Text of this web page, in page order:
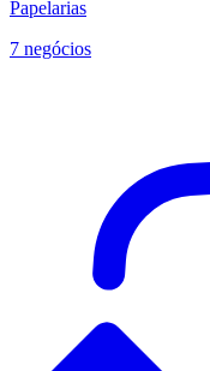
Papelarias
7 negócios